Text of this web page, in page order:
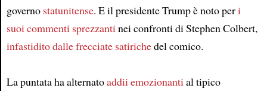
governo statunitense. E il presidente Trump è noto peri
suoi commenti sprezzanti nei confronti di Stephen Colbert,
infastidito dalle frecciate satirichedel comico.
La puntata ha alternatoaddii emozionanti al tipico